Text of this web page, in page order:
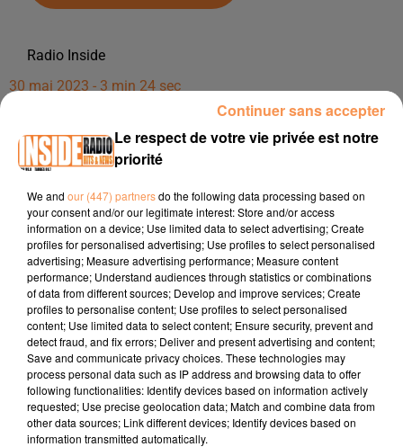
Radio Inside
30 mai 2023 - 3 min 24 sec
INTERVIEW DE JEAN CHRISTOPHE "DESTOK MIX" À LONS, SUR
RADIO INSIDE
Site internet :https://www.destokmix-lons.fr/
Page Facebook :
https://www.facebook.com/destokmix.lons
Tel :05 59 13 99 08
TITRES DIFFUSÉS
Le respect de votre vie privée est notre
priorité
We and our (447) partnersdo the following data processing based on
your consent and/or our legitimate interest: Store and/or access
information on a device; Use limited data to select advertising; Create
profiles for personalised advertising; Use profiles to select personalised
advertising; Measure advertising performance; Measure content
performance; Understand audiences through statistics or combinations
of data from different sources; Develop and improve services; Create
profiles to personalise content; Use profiles to select personalised
content; Use limited data to select content; Ensure security, prevent and
detect fraud, and fix errors; Deliver and present advertising and content;
Save and communicate privacy choices. These technologies may
process personal data such as IP address and browsing data to offer
following functionalities: Identify devices based on information actively
requested; Use precise geolocation data; Match and combine data from
other data sources; Link different devices; Identify devices based on
information transmitted automatically.
Continuer sans accepter